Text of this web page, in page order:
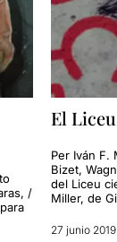
/
El
Per Iván F.
Bizet,
del Liceu
Miller, de
27 junio 2019